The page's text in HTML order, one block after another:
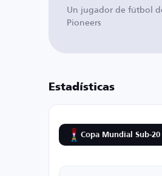
Un jugador de fútbol
Pioneers
Estadísticas
Copa Mundial Sub-20